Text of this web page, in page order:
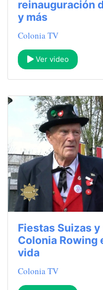
reinauguración
y más
Colonia TV
Ver video
Fiestas Suizas
Colonia Rowing
vida
Colonia TV